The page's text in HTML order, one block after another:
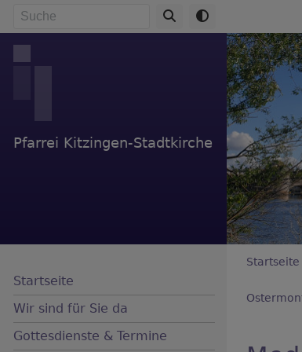
Direkt
Inhalt
Pfarrei Kitzingen-Stadtkirche
Startseite
Wir sind für Sie da
Gottesdienste & Termine
Startseite